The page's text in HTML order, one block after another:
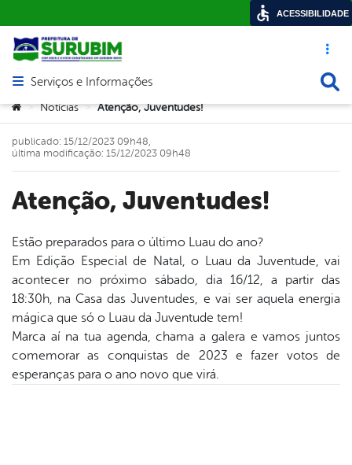
Acesso
Abrir menu principal de navegação
Serviços e Informações
Você está aqui:
> Notícias > Atenção, Juventudes!
Atenção, Juventudes!
publicado: 15/12/2023 09h48,
última modificação: 15/12/2023 09h48
Estão preparados para o último Luau do ano?
Em Edição Especial de Natal, o Luau da Juventude, vai
acontecer no próximo sábado, dia 16/12, a partir das
18:30h, na Casa das Juventudes, e vai ser aquela energia
mágica que só o Luau da Juventude tem!
Marca aí na tua agenda, chama a galera e vamos juntos
comemorar as conquistas de 2023 e fazer votos de
esperanças para o ano novo que virá.
ACESSIBILIDADE